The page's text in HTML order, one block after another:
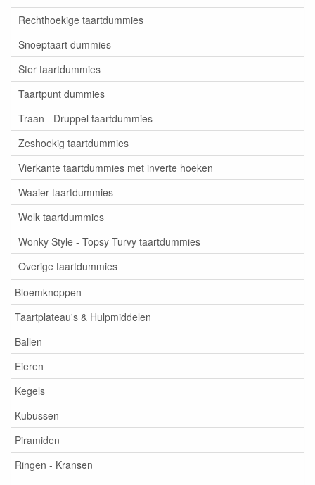
Rechthoekige taartdummies
Snoeptaart dummies
Ster taartdummies
Taartpunt dummies
Traan - Druppel taartdummies
Zeshoekig taartdummies
Vierkante taartdummies met inverte hoeken
Waaier taartdummies
Wolk taartdummies
Wonky Style - Topsy Turvy taartdummies
Overige taartdummies
Bloemknoppen
Taartplateau's & Hulpmiddelen
Ballen
Eieren
Kegels
Kubussen
Piramiden
Ringen - Kransen